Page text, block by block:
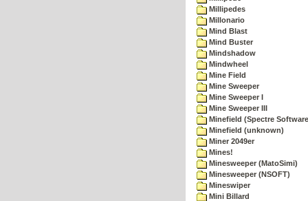
Millipedes
Millonario
Mind Blast
Mind Buster
Mindshadow
Mindwheel
Mine Field
Mine Sweeper
Mine Sweeper I
Mine Sweeper III
Minefield (Spectre
Minefield (unknown)
Miner 2049er
Mines!
Minesweeper (MatoSimi)
Minesweeper (NSOFT)
Mineswiper
Mini Billard